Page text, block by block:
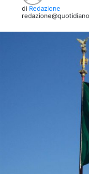
di Redazione